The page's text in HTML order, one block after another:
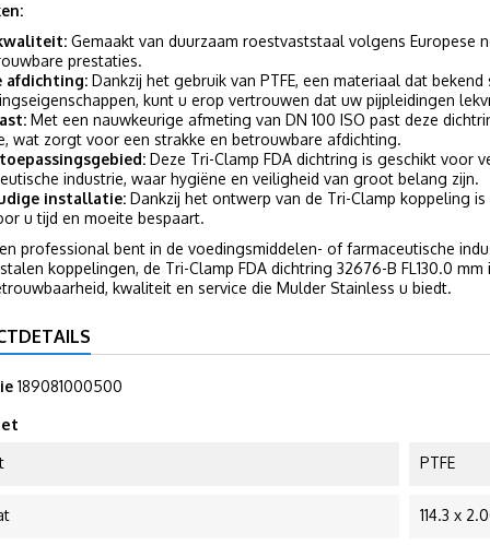
Gemaakt van duurzaam roestvaststaal volgens Europese
prestaties.
afdichting: Dankzij het gebruik van PTFE, een materiaal dat
kunt u erop vertrouwen dat uw pijpleidingen
Met een nauwkeurige afmeting van DN 100 ISO past deze
wat zorgt voor een strakke en betrouwbare afdichting.
Deze Tri-Clamp FDA dichtring is geschikt voor
industrie, waar hygiëne en veiligheid van groot belang zijn.
installatie: Dankzij het ontwerp van de Tri-Clamp koppeling
u tijd en moeite bespaart.
professional bent in de voedingsmiddelen- of farmaceutische
koppelingen, de Tri-Clamp FDA dichtring 32676-B FL130.0
kwaliteit en service die Mulder Stainless u biedt.
189081000500
PTFE
114.3 x